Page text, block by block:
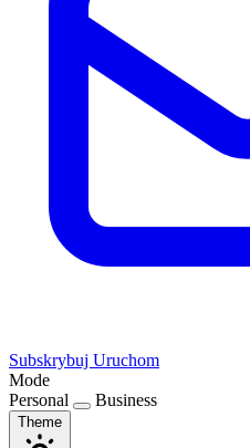
Subskrybuj Uruchom
Mode
Personal
Business
Theme